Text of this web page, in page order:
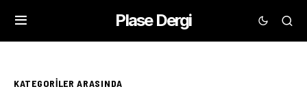
Plase Dergi
KATEGORILER ARASINDA